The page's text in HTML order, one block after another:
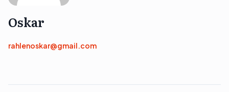
Oskar
rahlenoskar@gmail.com